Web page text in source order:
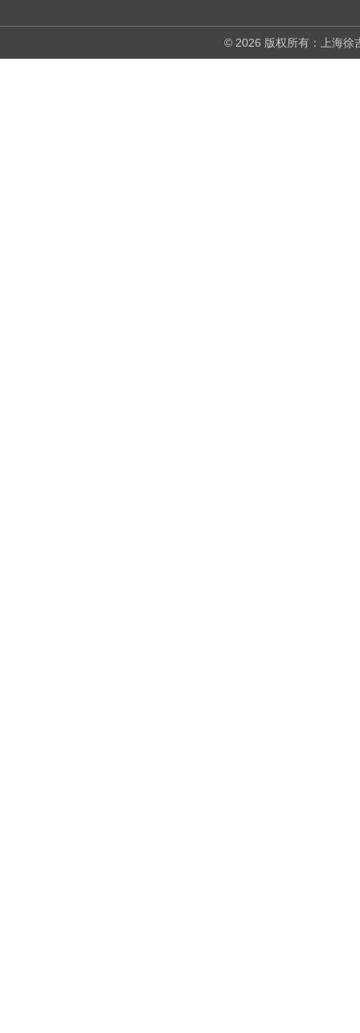
© 2026 版权所有：上海